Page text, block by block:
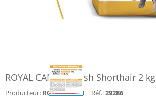
ROYAL CANIN British Shorthair 2 kg
Producteur: ROYAL CANIN Réf.:29286